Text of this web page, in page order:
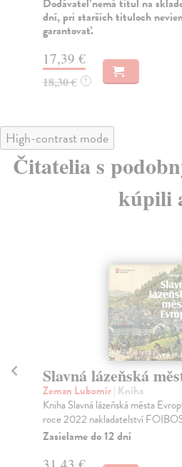
Dodávateľ nemá titul na
dní, pri starších tituloch
garantovať.
17,39 €
18,30 € ?
High-contrast mode
Čitatelia s
kúpili
Slavná lázeňská
Zeman Lubomír| Kniha
Kniha Slavná lázeňská města
roce 2022 nakladatelství
Zasielame do 12 dní